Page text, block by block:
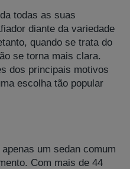
todas as suas
diante da variedade
quando se trata do
se torna mais clara.
dos principais motivos
escolha tão popular
um sedan comum
Com mais de 44